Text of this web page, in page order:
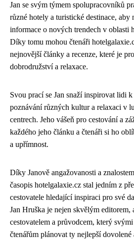
Jan se svým týmem spolupracovníků
různé hotely a turistické destinace, aby
informace o nových trendech v oblasti
Díky tomu mohou čtenáři
nejnovější články a recenze, které je
dobrodružství a relaxace.
Svou prací se Jan snaží inspirovat lidi
poznávání různých kultur a relaxaci v
centrech. Jeho vášeň pro cestování a
každého jeho článku a čtenáři si ho
a upřímnost.
Díky Janově angažovanosti a
časopis hotelgalaxie.cz stal jedním z
cestovatele hledající inspiraci pro své
Jan Hruška je nejen skvělým editorem,
cestovatelem a průvodcem, který
čtenářům plánovat ty nejlepší dovolené